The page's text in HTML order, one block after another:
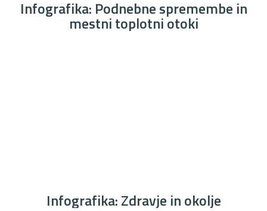
Infografika: Podnebne spremembe in
mestni toplotni otoki
Infografika: Zdravje in okolje